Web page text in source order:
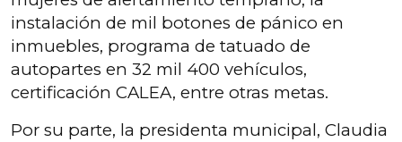
instalación de mil botones de pánico en
inmuebles, programa de tatuado de
autopartes en 32 mil 400 vehículos,
certificación CALEA, entre otras metas.
Por su parte, la presidenta municipal, Claudia